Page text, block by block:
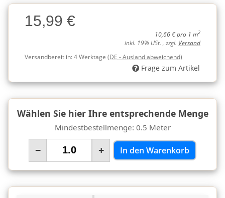
Charge
Charge15,99 €
10,66 € pro 1 m2
inkl. 19% USt. , zzgl. Versand
Versandbereit in:4 Werktage (DE - Ausland abweichend)
Frage zum Artikel
Wählen Sie hier Ihre entsprechende Menge
Mindestbestellmenge: 0.5 Meter
− + In den Warenkorb